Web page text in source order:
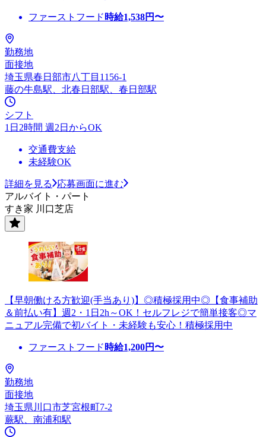
ファーストフード 時給1,538円〜
勤務地
面接地
埼玉県春日部市八丁目1156-1
藤の牛島駅、北春日部駅、春日部駅
シフト
1日2時間 週2日からOK
交通費支給
未経験OK
詳細を見る
応募画面に進む
アルバイト・パート
すき家 川口芝店
【早朝働ける方歓迎(手当あり)】◎積極採用中◎【食事補助
＆前払い有】週2・1日2h～OK！セルフレジで簡単接客◎マ
ニュアル完備で初バイト・未経験も安心！積極採用中
ファーストフード 時給1,200円〜
勤務地
面接地
埼玉県川口市芝宮根町7-2
蕨駅、南浦和駅